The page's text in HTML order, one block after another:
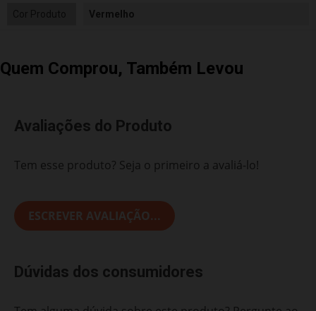
Vermelho
Quem Comprou, Também Levou
Avaliações do Produto
Tem esse produto? Seja o primeiro a avaliá-lo!
ESCREVER AVALIAÇÃO...
Dúvidas dos consumidores